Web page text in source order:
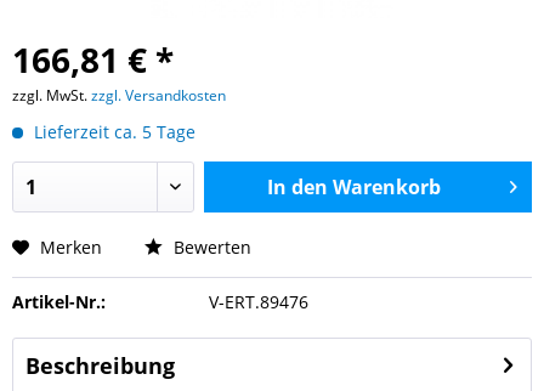
166,81 € *
zzgl. MwSt.zzgl. Versandkosten
Lieferzeit ca. 5 Tage
In den Warenkorb
Merken Bewerten
Artikel-Nr.: V-ERT.89476
Beschreibung